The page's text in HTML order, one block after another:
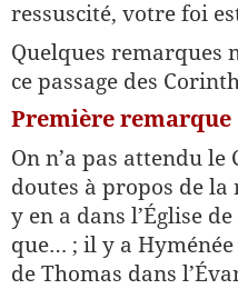
ressuscité, votre foi
Quelques remarques
ce passage des
Première remarque
On n’a pas attendu
doutes à propos de la
y en a dans l’Église
que… ; il y a
de Thomas dans